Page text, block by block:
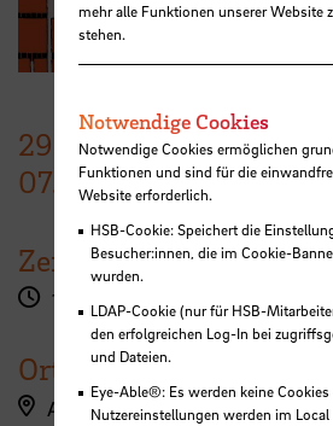
29. Oktober 2025–
07. November 2025
Zeit
18:00 Uhr
Ort
AB-Galerie
mehr alle Funktionen unserer Website
stehen.
Notwendige Cookies
Notwendige Cookies ermöglichen
Funktionen und sind für die
Website erforderlich.
HSB-Cookie: Speichert die
Besucher:innen, die im Cookie-
wurden.
LDAP-Cookie (nur für HSB-
den erfolgreichen Log-In bei
und Dateien.
Eye-Able®: Es werden keine Cookies
Nutzereinstellungen werden im Local